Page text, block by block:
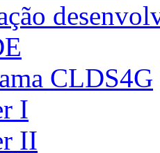
CLDS4G
I
II